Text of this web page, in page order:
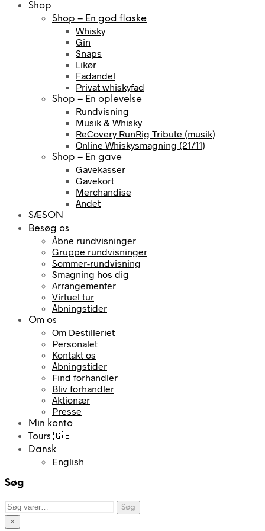
Shop
Shop – En god flaske
Whisky
Gin
Snaps
Likør
Fadandel
Privat whiskyfad
Shop – En oplevelse
Rundvisning
Musik & Whisky
ReCovery RunRig Tribute (musik)
Online Whiskysmagning (21/11)
Shop – En gave
Gavekasser
Gavekort
Merchandise
Andet
SÆSON
Besøg os
Åbne rundvisninger
Gruppe rundvisninger
Sommer-rundvisning
Smagning hos dig
Arrangementer
Virtuel tur
Åbningstider
Om os
Om Destilleriet
Personalet
Kontakt os
Åbningstider
Find forhandler
Bliv forhandler
Aktionær
Presse
Min konto
Tours 🇬🇧
Dansk
English
Søg
Søg
efter:
Søg
×